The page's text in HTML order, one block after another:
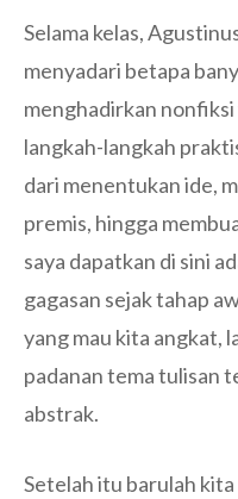
Selama kelas,
menyadari betapa
menghadirkan
langkah-langkah
dari menentukan ide,
premis, hingga
saya dapatkan di sini
gagasan sejak tahap
yang mau kita angkat,
padanan tema tulisan
abstrak.
Setelah itu barulah